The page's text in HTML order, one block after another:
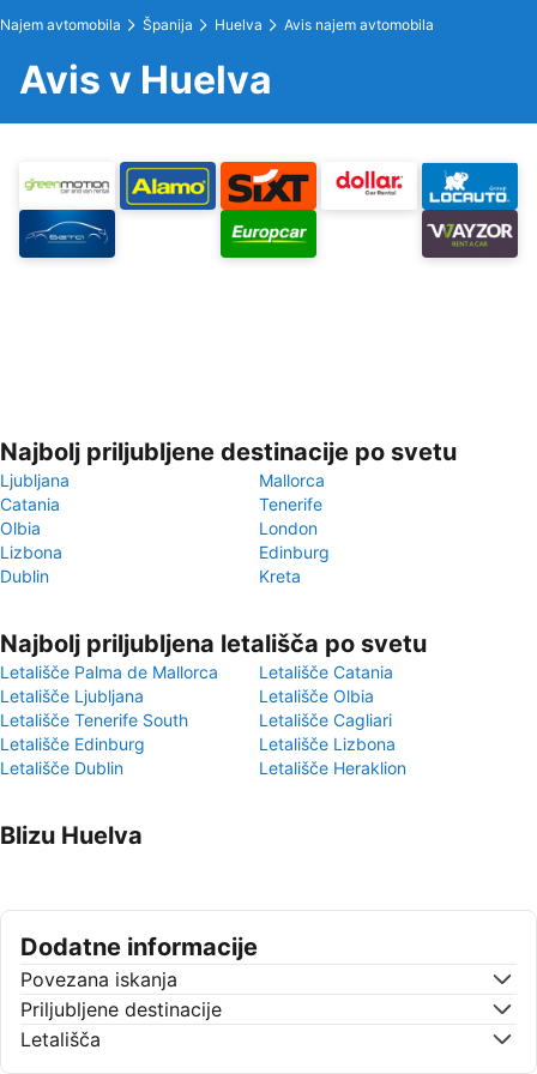
Najem avtomobila Španija Huelva Avis najem avtomobila
Avis v Huelva
Najbolj priljubljene destinacije po svetu
Ljubljana
Mallorca
Catania
Tenerife
Olbia
London
Lizbona
Edinburg
Dublin
Kreta
Najbolj priljubljena letališča po svetu
Letališče Palma de Mallorca
Letališče Catania
Letališče Ljubljana
Letališče Olbia
Letališče Tenerife South
Letališče Cagliari
Letališče Edinburg
Letališče Lizbona
Letališče Dublin
Letališče Heraklion
Blizu Huelva
Dodatne informacije
Povezana iskanja
Priljubljene destinacije
Letališča